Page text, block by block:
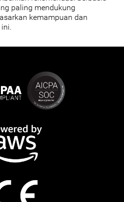
paling mendukung
kemampuan dan
ini.